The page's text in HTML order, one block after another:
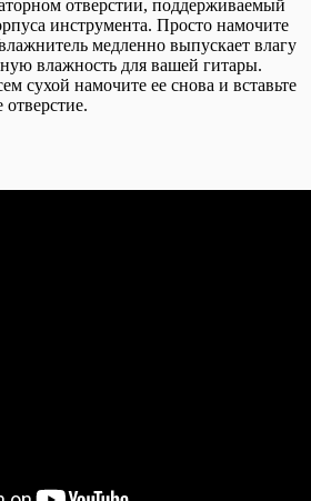
отверстии, поддерживаемый
инструмента. Просто намочите
медленно выпускает влагу
влажность для вашей гитары.
сухой намочите ее снова и вставьте
отверстие.